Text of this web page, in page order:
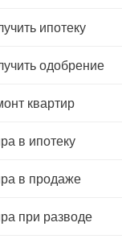
ипотеку
одобрение
квартир
в ипотеку
в продаже
при разводе